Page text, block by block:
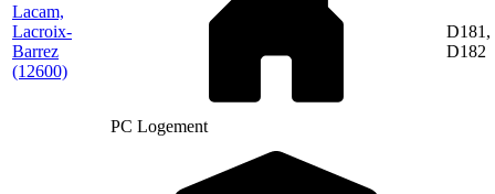
Lacam,
Lacroix-
Barrez
(12600)
PC Logement
D181,
D182